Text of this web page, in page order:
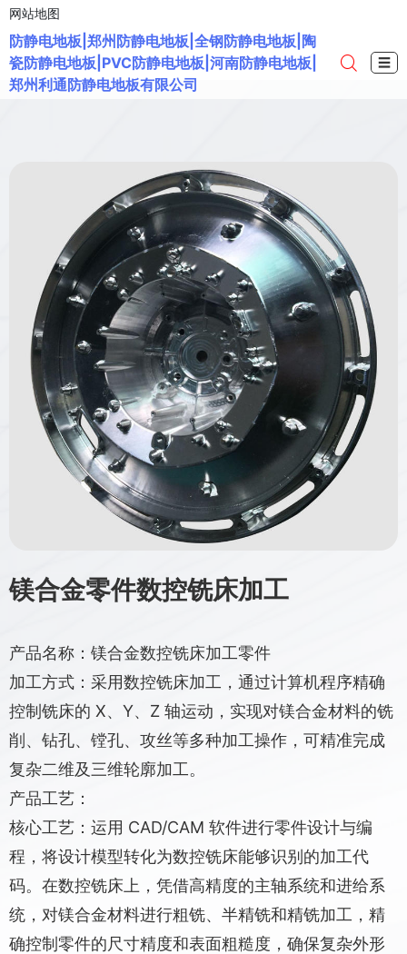
网站地图
防静电地板|郑州防静电地板|全钢防静电地板|陶
瓷防静电地板|PVC防静电地板|河南防静电地板|
郑州利通防静电地板有限公司
☰
镁合金零件数控铣床加工
产品名称：镁合金数控铣床加工零件
加工方式：采用数控铣床加工，通过计算机程序精确
控制铣床的 X、Y、Z 轴运动，实现对镁合金材料的铣
削、钻孔、镗孔、攻丝等多种加工操作，可精准完成
复杂二维及三维轮廓加工。
产品工艺：
核心工艺：运用 CAD/CAM 软件进行零件设计与编
程，将设计模型转化为数控铣床能够识别的加工代
码。在数控铣床上，凭借高精度的主轴系统和进给系
统，对镁合金材料进行粗铣、半精铣和精铣加工，精
确控制零件的尺寸精度和表面粗糙度，确保复杂外形